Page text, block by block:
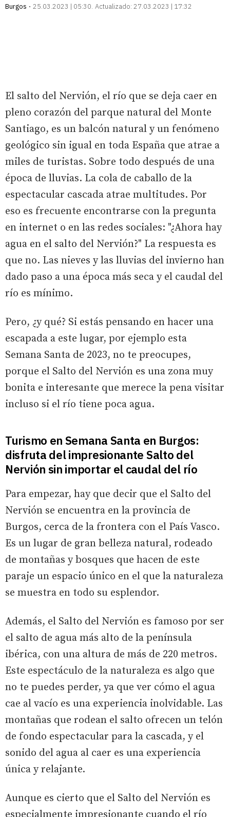
Burgos
25.03.2023 | 05:30 Actualizado: 27.03.2023 | 17:32
El salto del Nervión, el río que se deja caer en
pleno corazón del parque natural del Monte
Santiago, es un balcón natural y un fenómeno
geológico sin igual en toda España que atrae a
miles de turistas. Sobre todo después de una
época de lluvias. La cola de caballo de la
espectacular cascada atrae multitudes. Por
eso es frecuente encontrarse con la pregunta
en internet o en las redes sociales: "¿Ahora hay
agua en el salto del Nervión?" La respuesta es
que no. Las nieves y las lluvias del invierno han
dado paso a una época más seca y el caudal del
río es mínimo.
Pero, ¿y qué? Si estás pensando en hacer una
escapada a este lugar, por ejemplo esta
Semana Santa de 2023, no te preocupes,
porque el Salto del Nervión es una zona muy
bonita e interesante que merece la pena visitar
incluso si el río tiene poca agua.
Turismo en Semana Santa en Burgos:
disfruta del impresionante Salto del
Nervión sin importar el caudal del río
Para empezar, hay que decir que el Salto del
Nervión se encuentra en la provincia de
Burgos, cerca de la frontera con el País Vasco.
Es un lugar de gran belleza natural, rodeado
de montañas y bosques que hacen de este
paraje un espacio único en el que la naturaleza
se muestra en todo su esplendor.
Además, el Salto del Nervión es famoso por ser
el salto de agua más alto de la península
ibérica, con una altura de más de 220 metros.
Este espectáculo de la naturaleza es algo que
no te puedes perder, ya que ver cómo el agua
cae al vacío es una experiencia inolvidable. Las
montañas que rodean el salto ofrecen un telón
de fondo espectacular para la cascada, y el
sonido del agua al caer es una experiencia
única y relajante.
Aunque es cierto que el Salto del Nervión es